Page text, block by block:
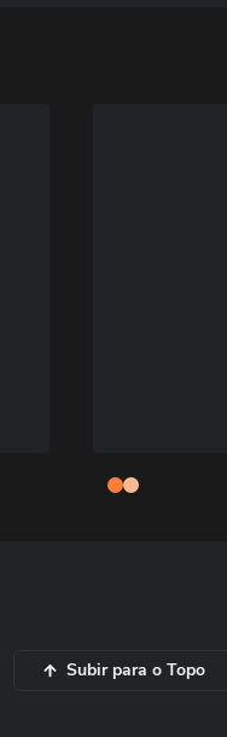
Subir para o Topo